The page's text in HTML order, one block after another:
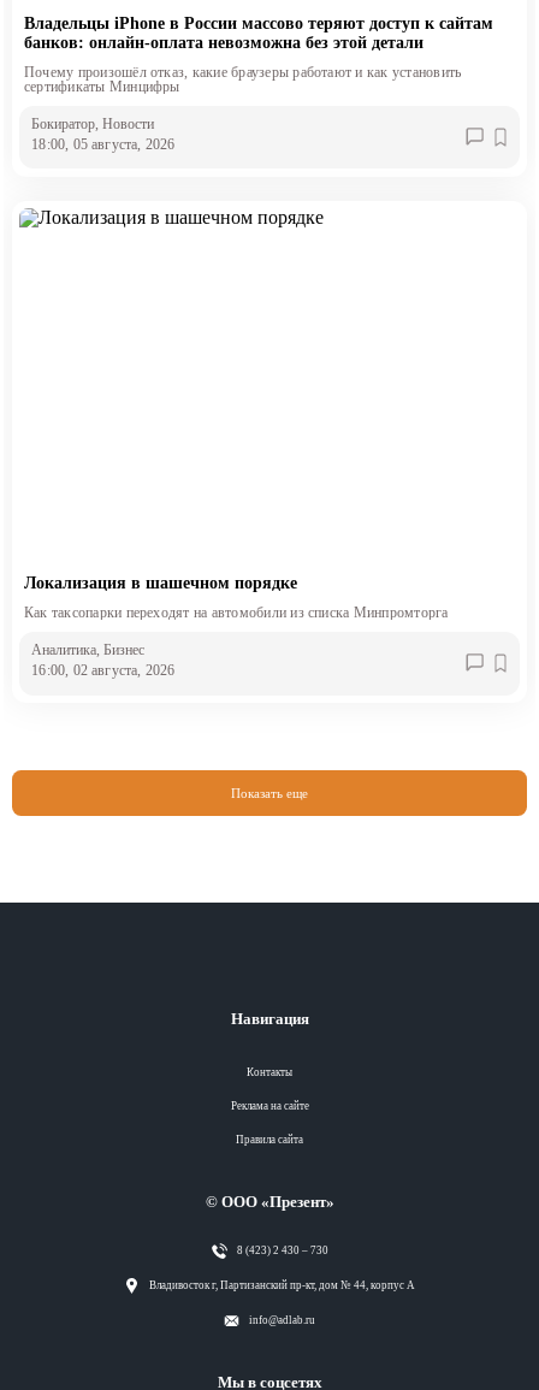
Владельцы iPhone в России массово теряют доступ к сайтам
банков: онлайн-оплата невозможна без этой детали
Почему произошёл отказ, какие браузеры работают и как установить
сертификаты Минцифры
Бокиратор, Новости
18:00, 05 августа, 2026
Локализация в шашечном порядке
Как таксопарки переходят на автомобили из списка Минпромторга
Аналитика, Бизнес
16:00, 02 августа, 2026
Показать еще
Навигация
Контакты
Реклама на сайте
Правила сайта
© ООО «Презент»
8 (423) 2 430 – 730
Владивосток г, Партизанский пр-кт, дом № 44, корпус А
info@adlab.ru
Мы в соцсетях